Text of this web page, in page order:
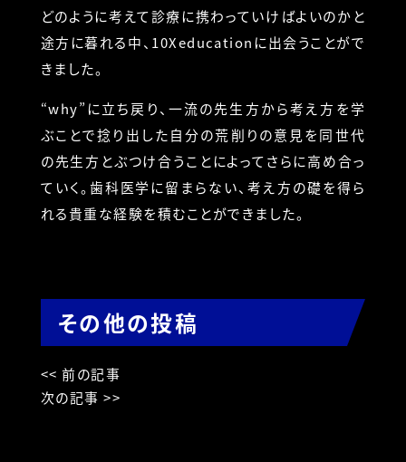
どのように考えて診療に携わっていけばよいのかと
途方に暮れる中、10Xeducationに出会うことがで
きました。
“why”に立ち戻り、一流の先生方から考え方を学
ぶことで捻り出した自分の荒削りの意見を同世代
の先生方とぶつけ合うことによってさらに高め合っ
ていく。歯科医学に留まらない、考え方の礎を得ら
れる貴重な経験を積むことができました。
その他の投稿
<< 前の記事
次の記事 >>